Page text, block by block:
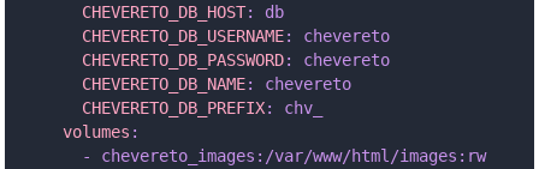
      CHEVERETO_DB_HOST
:
db
      CHEVERETO_DB_USERNAME
:
chevereto
      CHEVERETO_DB_PASSWORD
:
chevereto
      CHEVERETO_DB_NAME
:
chevereto
      CHEVERETO_DB_PREFIX
:
chv_
    volumes
:
      -
chevereto_images:/var/www/html/images:rw